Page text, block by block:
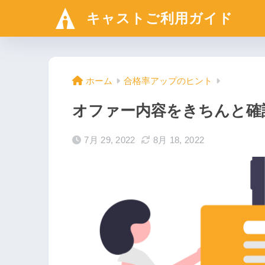
キャストご利用ガイド
ホーム 合格率アップのヒント
オファー内容をきちんと確
7月 29, 2022 8月 18, 2022